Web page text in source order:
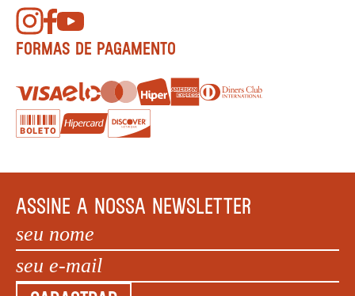
FORMAS DE PAGAMENTO
ASSINE A NOSSA NEWSLETTER